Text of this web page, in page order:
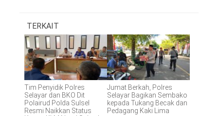
TERKAIT
Tim Penyidik Polres
Selayar dan BKO Dit
Polairud Polda Sulsel
Resmi Naikkan Status
Jumat Berkah, Polres
Selayar Bagikan Sembako
kepada Tukang Becak dan
Pedagang Kaki Lima